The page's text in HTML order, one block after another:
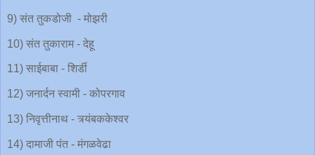
9) संत तुकडोजी - मोझरी
10) संत तुकाराम - देहू
11) साईबाबा - शिर्डी
12) जनार्दन स्वामी - कोपरगाव
13) निवृत्तीनाथ - त्र्यंबककेश्वर
14) दामाजी पंत - मंगळवेढा